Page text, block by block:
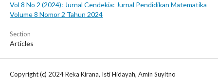
Vol 8 No 2 (2024): Jurnal Cendekia: Jurnal Pendidikan Matematika
Volume 8 Nomor 2 Tahun 2024
Section
Articles
Copyright (c) 2024 Reka Kirana, Isti Hidayah, Amin Suyitno